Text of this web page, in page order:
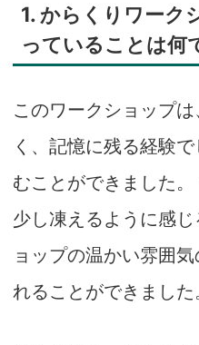
1. からくりワーク
っていることは何
このワークショップ
く、記憶に残る経験
むことができました
少し凍えるように感
ョップの温かい雰囲
れることができました